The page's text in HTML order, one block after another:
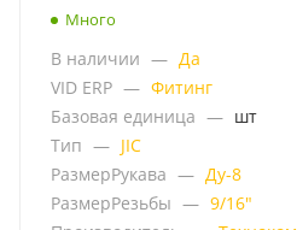
Много
В наличии — Да
VID ERP — Фитинг
Базовая единица — шт
Тип — JIC
РазмерРукава — Ду-8
РазмерРезьбы — 9/16"